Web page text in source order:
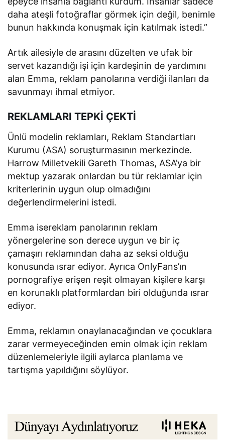
daha ateşli fotoğraflar görmek için değil, benimle
bunun hakkında konuşmak için katılmak istedi.”
Artık ailesiyle de arasını düzelten ve ufak bir
servet kazandığı işi için kardeşinin de yardımını
alan Emma, reklam panolarına verdiği ilanları da
savunmayı ihmal etmiyor.
REKLAMLARI TEPKİ ÇEKTİ
Ünlü modelin reklamları, Reklam Standartları
Kurumu (ASA) soruşturmasının merkezinde.
Harrow Milletvekili Gareth Thomas, ASA’ya bir
mektup yazarak onlardan bu tür reklamlar için
kriterlerinin uygun olup olmadığını
değerlendirmelerini istedi.
Emma ise​​reklam panolarının reklam
yönergelerine son derece uygun ve bir iç
çamaşırı reklamından daha az seksi olduğu
konusunda ısrar ediyor. Ayrıca OnlyFans’ın
pornografiye erişen reşit olmayan kişilere karşı
en korunaklı platformlardan biri olduğunda ısrar
ediyor.
Emma, ​​reklamın onaylanacağından ve çocuklara
zarar vermeyeceğinden emin olmak için reklam
düzenlemeleriyle ilgili aylarca planlama ve
tartışma yapıldığını söylüyor.